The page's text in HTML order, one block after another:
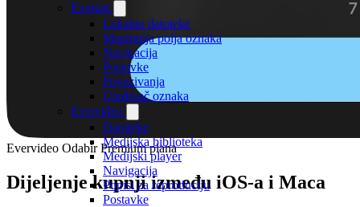
Evertag
Lokalne datoteke
Mapiranja polja oznaka
Navigacija
Postavke
Povezivanja
Uređivač oznaka
Evervideo
Datoteke
Medijska biblioteka
Medijski player
Navigacija
Popisi za reproduciju
Postavke
Evervideo Odabir Premium plana
Dijeljenje kupnji između iOS-a i Maca